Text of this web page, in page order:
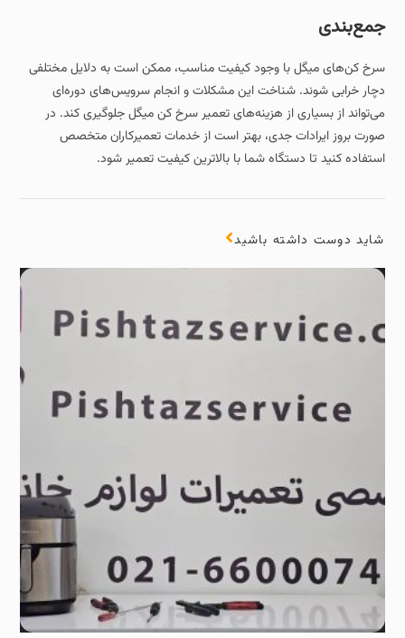
جمع‌بندی
سرخ‌ کن‌های میگل با وجود کیفیت مناسب، ممکن است به دلایل مختلفی
دچار خرابی شوند. شناخت این مشکلات و انجام سرویس‌های دوره‌ای
می‌تواند از بسیاری از هزینه‌های تعمیر سرخ کن میگل جلوگیری کند. در
صورت بروز ایرادات جدی، بهتر است از خدمات تعمیرکاران متخصص
استفاده کنید تا دستگاه شما با بالاترین کیفیت تعمیر شود.
شاید دوست داشته باشید